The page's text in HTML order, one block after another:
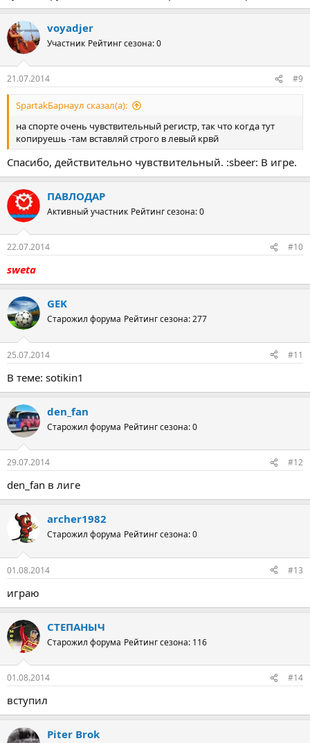
voyadjer
Участник Рейтинг сезона: 0
21.07.2014 #9
SpartakБарнаул сказал(а):
на спорте очень чувствительный регистр, так что когда тут
копируешь -там вставляй строго в левый крвй
Спасибо, действительно чувствительный. :sbeer: В игре.
ПАВЛОДАР
Активный участник Рейтинг сезона: 0
22.07.2014 #10
sweta
GEK
Старожил форума Рейтинг сезона: 277
25.07.2014 #11
В теме: sotikin1
den_fan
Старожил форума Рейтинг сезона: 0
29.07.2014 #12
den_fan в лиге
archer1982
Старожил форума Рейтинг сезона: 0
01.08.2014 #13
играю
СТЕПАНЫЧ
Старожил форума Рейтинг сезона: 116
01.08.2014 #14
вступил
Piter Brok